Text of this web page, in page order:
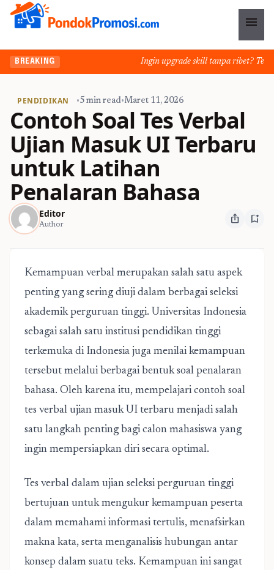
menu
BREAKING Ingin upgrade skill tanpa ribet?
PENDIDIKAN •5 min read•Maret 11, 2026
Contoh Soal Tes Verbal
Ujian Masuk UI Terbaru
untuk Latihan
Penalaran Bahasa
Editor
Author ios_share bookmark_add
Kemampuan verbal merupakan salah satu aspek
penting yang sering diuji dalam berbagai seleksi
akademik perguruan tinggi. Universitas Indonesia
sebagai salah satu institusi pendidikan tinggi
terkemuka di Indonesia juga menilai kemampuan
tersebut melalui berbagai bentuk soal penalaran
bahasa. Oleh karena itu, mempelajari contoh soal
tes verbal ujian masuk UI terbaru menjadi salah
satu langkah penting bagi calon mahasiswa yang
ingin mempersiapkan diri secara optimal.
Tes verbal dalam ujian seleksi perguruan tinggi
bertujuan untuk mengukur kemampuan peserta
dalam memahami informasi tertulis, menafsirkan
makna kata, serta menganalisis hubungan antar
konsep dalam suatu teks. Kemampuan ini sangat